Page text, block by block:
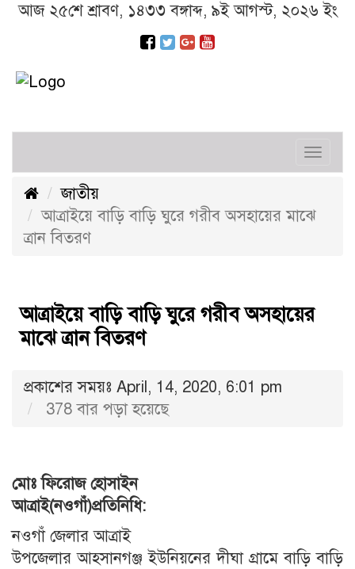
আজ ২৫শে শ্রাবণ, ১৪৩৩ বঙ্গাব্দ, ৯ই আগস্ট, ২০২৬ ইং
জাতীয়
আত্রাইয়ে বাড়ি বাড়ি ঘুরে গরীব অসহায়ের মাঝে
ত্রান বিতরণ
আত্রাইয়ে বাড়ি বাড়ি ঘুরে গরীব অসহায়ের
মাঝে ত্রান বিতরণ
প্রকাশের সময়ঃ April, 14, 2020, 6:01 pm
378 বার পড়া হয়েছে
মোঃ ফিরোজ হোসাইন
আত্রাই(নওগাঁ)প্রতিনিধি:
নওগাঁ জেলার আত্রাই
উপজেলার আহসানগঞ্জ ইউনিয়নের দীঘা গ্রামে বাড়ি বাড়ি